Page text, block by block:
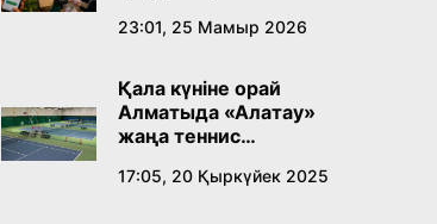
23:01, 25 Мамыр 2026
Қала күніне орай
Алматыда «Алатау»
жаңа теннис
17:05, 20 Қыркүйек 2025